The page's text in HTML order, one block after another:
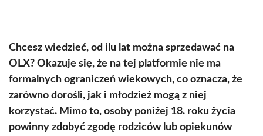
(Twitter)
Chcesz wiedzieć, od ilu lat można sprzedawać na
OLX? Okazuje się, że na tej platformie nie ma
formalnych ograniczeń wiekowych, co oznacza, że
zarówno dorośli, jak i młodzież mogą z niej
korzystać. Mimo to, osoby poniżej 18. roku życia
powinny zdobyć zgodę rodziców lub opiekunów